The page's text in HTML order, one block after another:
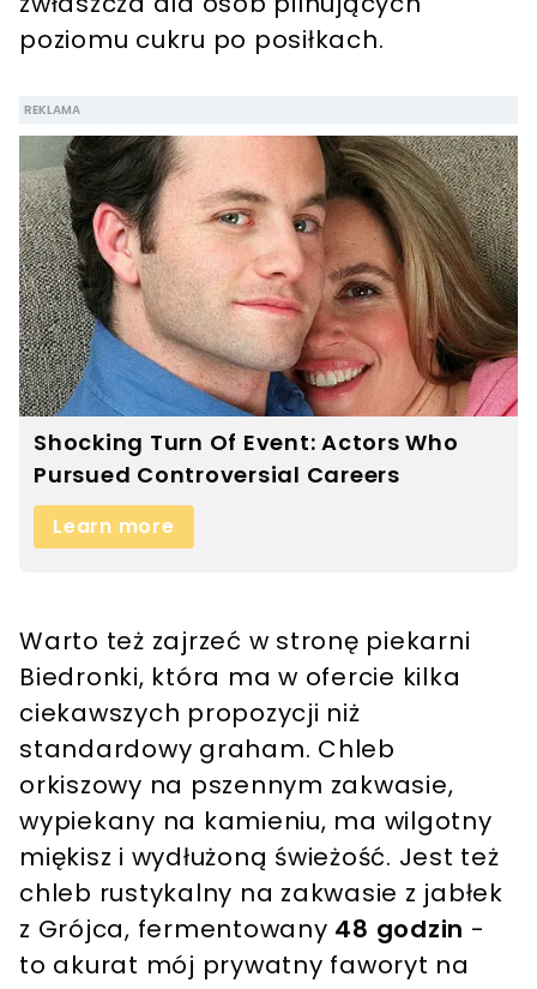
poziomu cukru po posiłkach.
Warto też zajrzeć w stronę piekarni
Biedronki, która ma w ofercie kilka
ciekawszych propozycji niż
standardowy graham. Chleb
orkiszowy na pszennym zakwasie,
wypiekany na kamieniu, ma wilgotny
miękisz i wydłużoną świeżość. Jest też
chleb rustykalny na zakwasie z jabłek
z Grójca, fermentowany 48 godzin -
to akurat mój prywatny faworyt na